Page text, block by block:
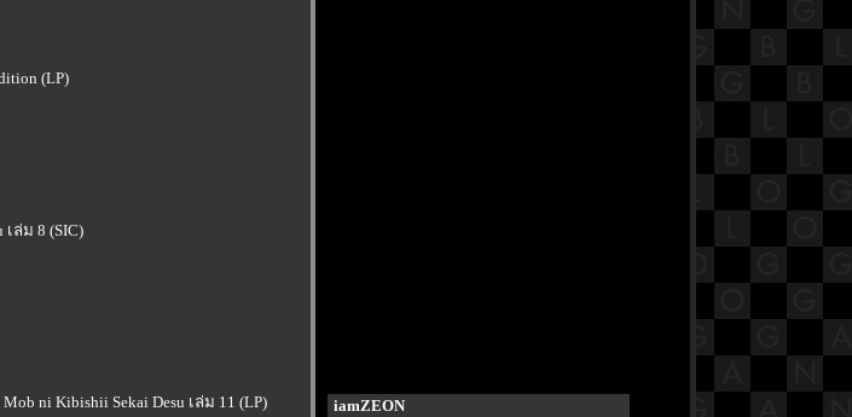
(LP)
เล่ม 8 (SIC)
ni Kibishii Sekai Desu เล่ม 11 (LP)
iamZEON